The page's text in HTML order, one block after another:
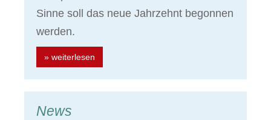
Sinne soll das neue Jahrzehnt begonnen
werden.
» weiterlesen
News